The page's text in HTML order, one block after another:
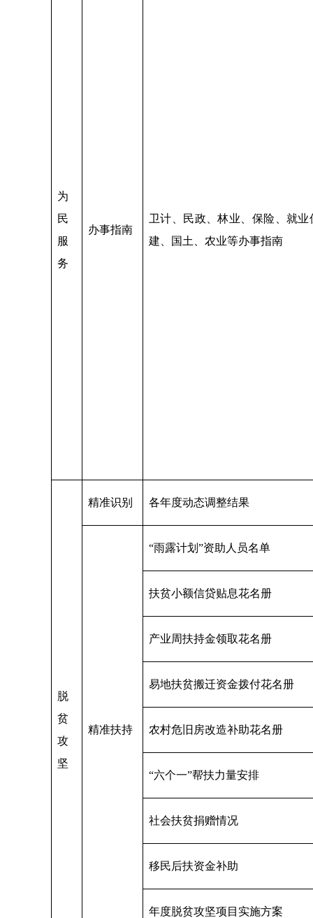
为
民
服
务
办事指南
卫计、民政、林业、保险、就业
建、国土、农业等办事指南
脱
贫
攻
坚
精准识别 各年度动态调整结果
精准扶持
“雨露计划”资助人员名单
扶贫小额信贷贴息花名册
产业周扶持金领取花名册
易地扶贫搬迁资金拨付花名册
农村危旧房改造补助花名册
“六个一”帮扶力量安排
社会扶贫捐赠情况
移民后扶资金补助
年度脱贫攻坚项目实施方案